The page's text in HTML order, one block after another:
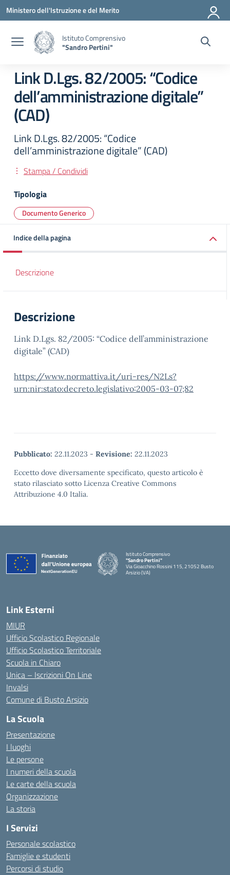
Vai ai contenuti
Vai al menu di navigazione
Vai al footer
Ministero dell'Istruzione e del Merito
Istituto Comprensivo
"Sandro Pertini"
Link D.Lgs. 82/2005: “Codice
dell’amministrazione digitale”
(CAD)
Link D.Lgs. 82/2005: “Codice
dell’amministrazione digitale” (CAD)
Stampa / Condividi
Tipologia
Documento Generico
Indice della pagina
Descrizione
Descrizione
Link D.Lgs. 82/2005: “Codice dell’amministrazione
digitale” (CAD)
https://www.normattiva.it/uri-res/N2Ls?
urn:nir:stato:decreto.legislativo:2005-03-07;82
Pubblicato: 22.11.2023 - Revisione: 22.11.2023
Eccetto dove diversamente specificato, questo articolo è
stato rilasciato sotto Licenza Creative Commons
Attribuzione 4.0 Italia.
Istituto Comprensivo
"Sandro Pertini"
Via Gioacchino Rossini 115, 21052 Busto
Arsizio (VA)
Link Esterni
MIUR
Ufficio Scolastico Regionale
Ufficio Scolastico Territoriale
Scuola in Chiaro
Unica – Iscrizioni On Line
Invalsi
Comune di Busto Arsizio
La Scuola
Presentazione
I luoghi
Le persone
I numeri della scuola
Le carte della scuola
Organizzazione
La storia
I Servizi
Personale scolastico
Famiglie e studenti
Percorsi di studio